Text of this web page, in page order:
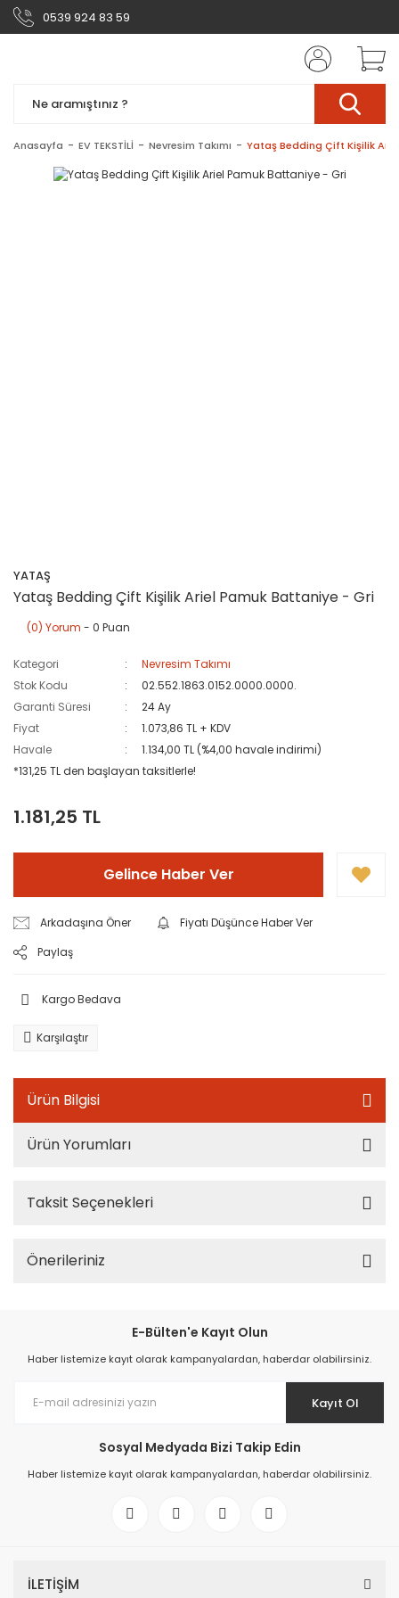
0539 924 83 59
Anasayfa EV TEKSTİLİ Nevresim Takımı Yataş Bedding Çift Kişilik
YATAŞ
Yataş Bedding Çift Kişilik Ariel Pamuk Battaniye - Gri
(0) Yorum - 0 Puan
Kategori
Nevresim Takımı
Stok Kodu
02.552.1863.0152.0000.0000.
Garanti Süresi
24 Ay
Fiyat
1.073,86 TL + KDV
Havale
1.134,00 TL (%4,00 havale indirimi)
*131,25 TL den başlayan taksitlerle!
1.181,25 TL
Gelince Haber Ver
Arkadaşına Öner
Fiyatı Düşünce Haber Ver
Paylaş
Kargo Bedava
Karşılaştır
Ürün Bilgisi
Ürün Yorumları
Taksit Seçenekleri
Önerileriniz
E-Bülten'e Kayıt Olun
Haber listemize kayıt olarak kampanyalardan, haberdar olabilirsiniz.
Kayıt Ol
Sosyal Medyada Bizi Takip Edin
Haber listemize kayıt olarak kampanyalardan, haberdar olabilirsiniz.
İLETİŞİM